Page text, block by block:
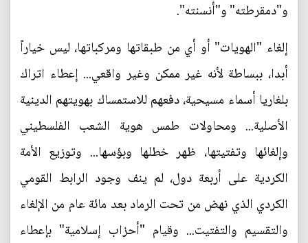
و"دمقرطته" و"أنسنته".
إلغاء "الهويات" أو أي من طبقاتها ومركباتها، ليس خياراً
أبدا، ببساطة لأنه غير ممكن وغير واقعي... إعطاء اتراك
بلغاريا أسماء مسيحية، دفعهم للاستمساك بهويتهم الدينية
الأصلية... ومحاولات طمس هوية الشعب الفلسطيني
وإلغائها وتفتيتها، ظهر خطلها وبؤسها... وتوزيع الأمة
الكردية على أربعة دول، لم ينف وجود الرابط القومي
الكردي الذي نهض من تحت الرماد بعد مائة عام من الإلغاء
والتقسيم والتفتيت... وقيام "أحزاب إسلامية" بإعطاء